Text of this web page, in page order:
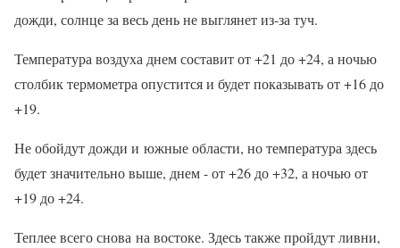
дожди, солнце за весь день не выглянет из-за туч.
Температура воздуха днем ​​составит от +21 до +24, а ночью
столбик термометра опустится и будет показывать от +16 до
+19.
Не обойдут дожди и южные области, но температура здесь
будет значительно выше, днем ​​- от +26 до +32, а ночью от
+19 до +24.
Теплее всего снова на востоке. Здесь также пройдут ливни,